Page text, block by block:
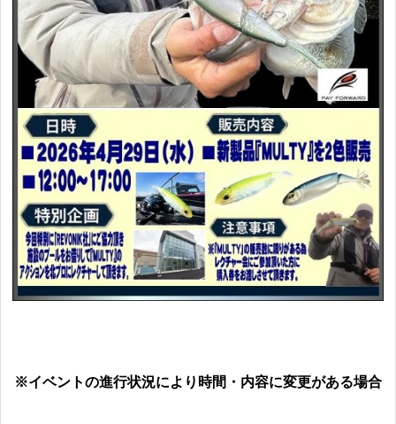
※イベントの進行状況により時間・内容に変更がある場合